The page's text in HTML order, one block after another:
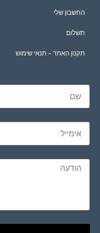
החשבון שלי
תשלום
תקנון האתר – תנאי שימוש